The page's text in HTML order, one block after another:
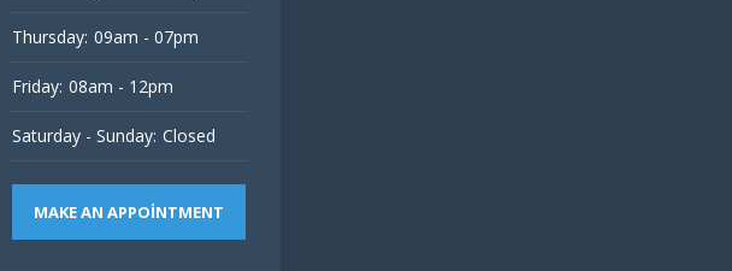
Thursday: 09am - 07pm
Friday: 08am - 12pm
Saturday - Sunday: Closed
MAKE AN APPOINTMENT